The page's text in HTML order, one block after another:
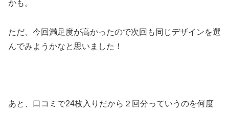
かも。
ただ、今回満足度が高かったので次回も同じデザインを選
んでみようかなと思いました！
あと、口コミで24枚入りだから２回分っていうのを何度